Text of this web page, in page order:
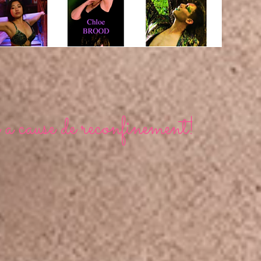
de reconfinement!